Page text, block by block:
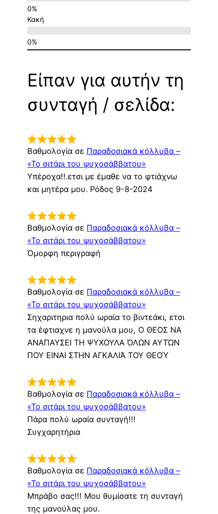
Κακή
Είπαν για αυτήν τη
συνταγή / σελίδα:
Βαθμολογία σε Παραδοσιακά κόλλυβα –
«Το σιτάρι του ψυχοσάββατου»
Υπέροχα!!.ετσι με έμαθε να το φτιάχνω
και μητέρα μου. Ρόδος 9-8-2024
Βαθμολογία σε Παραδοσιακά κόλλυβα –
«Το σιτάρι του ψυχοσάββατου»
Όμορφη περιγραφή
Βαθμολογία σε Παραδοσιακά κόλλυβα –
«Το σιτάρι του ψυχοσάββατου»
Σηχαριτηρια πολύ ωραία το βιντεάκι, ετσι
τα έφτιαχνε η μανούλα μου, Ο ΘΕΟΣ ΝΑ
ΑΝΑΠΑΥΣΕΙ ΤΗ ΨΥΧΟΥΛΑ ΌΛΩΝ ΑΥΤΏΝ
ΠΟΥ ΕΙΝΑΙ ΣΤΗΝ ΑΓΚΑΛΙΆ ΤΟΥ ΘΕΟΎ
Βαθμολογία σε Παραδοσιακά κόλλυβα –
«Το σιτάρι του ψυχοσάββατου»
Πάρα πολύ ωραία συνταγή!!!
Συγχαρητήρια
Βαθμολογία σε Παραδοσιακά κόλλυβα –
«Το σιτάρι του ψυχοσάββατου»
Μπράβο σας!!! Μου θυμίσατε τη συνταγή
της μανούλας μου.